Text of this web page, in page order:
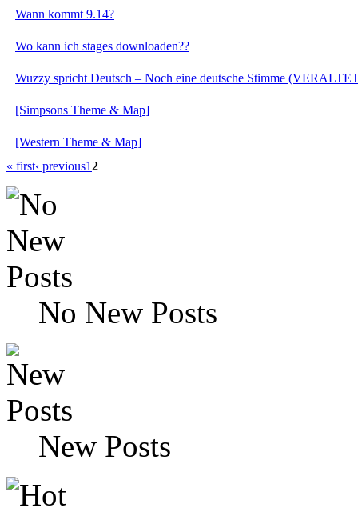
Wann kommt 9.14?
Wo kann ich stages downloaden??
Wuzzy spricht Deutsch – Noch eine deutsche Stimme
[Simpsons Theme & Map]
[Western Theme & Map]
« first‹ previous12
No New Posts
New Posts